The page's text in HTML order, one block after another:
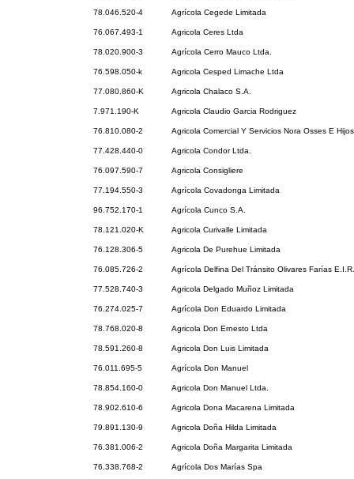
78.046.520-4 Agrícola Cegede Limitada
76.067.493-1 Agricola Ceres Ltda
78.020.900-3 Agrícola Cerro Mauco Ltda.
76.598.050-k Agricola Cesped Limache Ltda
77.080.860-K Agricola Chalaco S.A.
7.971.190-K Agricola Claudio Garcia Rodriguez
76.810.080-2 Agricola Comercial Y Servicios Nora Osses E
77.428.440-0 Agricola Condor Ltda.
76.097.590-7 Agricola Consigliere
77.194.550-3 Agrícola Covadonga Limitada
96.752.170-1 Agrícola Cunco S.A.
78.121.020-K Agricola Curivalle Limitada
76.128.306-5 Agricola De Purehue Limitada
76.085.726-2 Agrícola Delfina Del Tránsito Olivares Farías
77.528.740-3 Agricola Delgado Muñoz Limitada
76.274.025-7 Agrícola Don Eduardo Limitada
78.768.020-8 Agricola Don Ernesto Ltda
78.591.260-8 Agricola Don Luis Limitada
76.011.695-5 Agrícola Don Manuel
78.854.160-0 Agricola Don Manuel Ltda.
78.902.610-6 Agricola Dona Macarena Limitada
79.891.130-9 Agricola Doña Hilda Limitada
76.381.006-2 Agricola Doña Margarita Limitada
76.338.768-2 Agrícola Dos Marías Spa